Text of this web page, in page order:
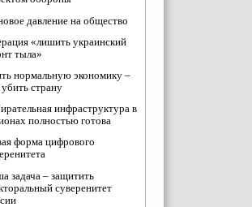
давление на общество
«лишить украинский
тыла»
нормальную экономику –
убить страну
инфраструктура в
полностью готова
форма цифрового
задача – защитить
суверенитет